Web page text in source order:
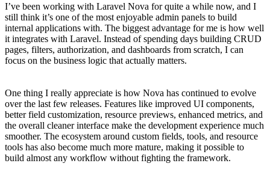
I’ve been working with Laravel Nova for quite a while now, and I
still think it’s one of the most enjoyable admin panels to build
internal applications with. The biggest advantage for me is how well
it integrates with Laravel. Instead of spending days building CRUD
pages, filters, authorization, and dashboards from scratch, I can
focus on the business logic that actually matters.
One thing I really appreciate is how Nova has continued to evolve
over the last few releases. Features like improved UI components,
better field customization, resource previews, enhanced metrics, and
the overall cleaner interface make the development experience much
smoother. The ecosystem around custom fields, tools, and resource
tools has also become much more mature, making it possible to
build almost any workflow without fighting the framework.